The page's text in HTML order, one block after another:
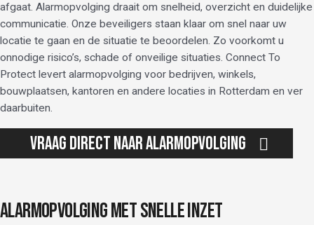
afgaat. Alarmopvolging draait om snelheid, overzicht en duidelijke
communicatie. Onze beveiligers staan klaar om snel naar uw
locatie te gaan en de situatie te beoordelen. Zo voorkomt u
onnodige risico’s, schade of onveilige situaties. Connect To
Protect levert alarmopvolging voor bedrijven, winkels,
bouwplaatsen, kantoren en andere locaties in Rotterdam en ver
daarbuiten.
Vraag direct naar alarmopvolging
ALARMOPVOLGING MET SNELLE INZET